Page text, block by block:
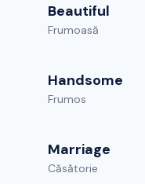
Beautiful
Frumoasă
Handsome
Frumos
Marriage
Căsătorie